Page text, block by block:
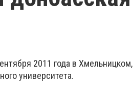
2011 года в Хмельницком,
университета.